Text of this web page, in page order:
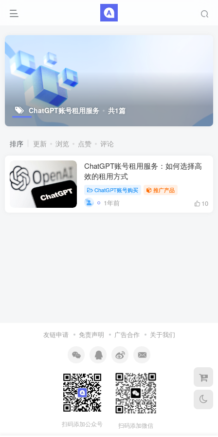
ChatGPT账号租用服务 共1篇
排序 更新 浏览 点赞 评论
ChatGPT账号租用服务：如何选择高
效的租用方式
ChatGPT账号购买 推广产品
1年前 10
友链申请 免责声明 广告合作 关于我们
扫码添加公众号 扫码添加微信